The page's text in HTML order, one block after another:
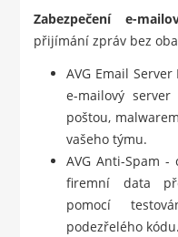
Zabezpečení e-
přijímání zpráv bez
AVG Email
e-mailový
poštou,
vašeho týmu.
AVG Anti-Spam
firemní data
pomocí
podezřelého kódu.